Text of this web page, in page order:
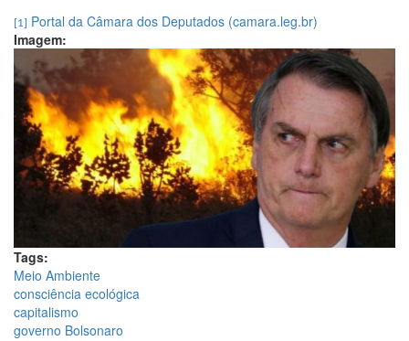
[1] Portal da Câmara dos Deputados (camara.leg.br)
Imagem:
Tags:
Meio Ambiente
consciência ecológica
capitalismo
governo Bolsonaro